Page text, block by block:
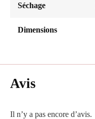
Séchage
Dimensions
Avis
Il n’y a pas encore d’avis.